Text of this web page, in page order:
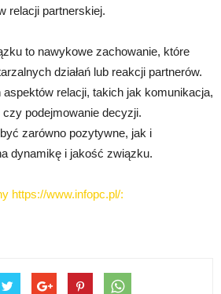
relacji partnerskiej.
to nawykowe zachowanie, które
działań lub reakcji partnerów.
relacji, takich jak komunikacja,
podejmowanie decyzji.
zarówno pozytywne, jak i
dynamikę i jakość związku.
https://www.infopc.pl/: